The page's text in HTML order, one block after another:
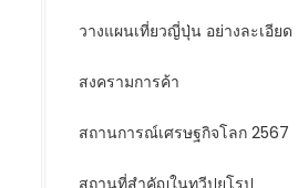
วางแผนเที่ยวญี่ปุ่น อย่างละเอียด
สงครามการค้า
สถานการณ์เศรษฐกิจโลก 2567
สถานที่สำคัญในทวีปยุโรป